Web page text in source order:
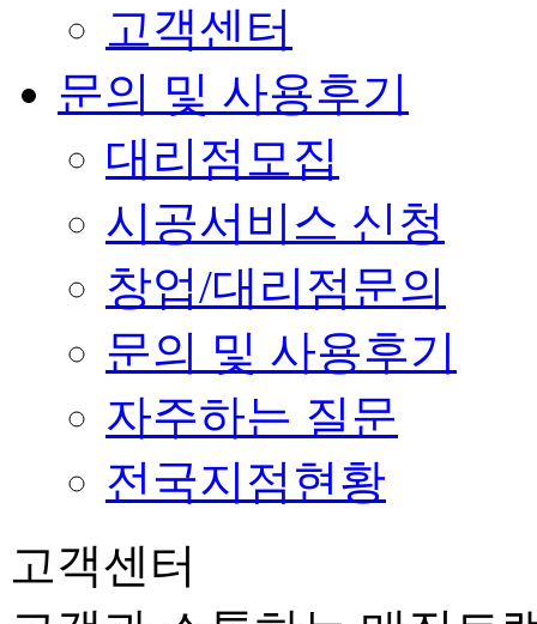
고객센터
문의 및 사용후기
대리점모집
시공서비스 신청
창업/대리점문의
문의 및 사용후기
자주하는 질문
전국지점현황
고객센터